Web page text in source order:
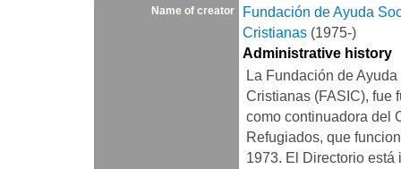
Name of creator
Fundación de Ayuda
Cristianas (1975-)
Administrative history
La Fundación de
Cristianas (FASIC), fue
como continuadora del
Refugiados, que
1973. El Directorio está